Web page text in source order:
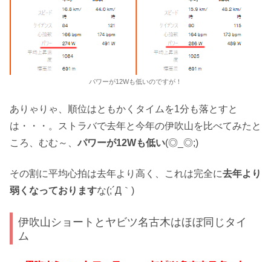
パワーが12Wも低いのですが！
ありゃりゃ、順位はともかくタイムを1分も落とすと
は・・・。ストラバで去年と今年の伊吹山を比べてみたと
ころ、むむ～、 パワーが12Wも低い(◎_◎;)
その割に平均心拍は去年より高く、これは完全に去年より
弱くなっておりますな(;´Д｀)
伊吹山ショートとヤビツ名古木はほぼ同じタイ
ム